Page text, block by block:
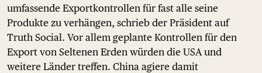
umfassende Exportkontrollen für fast alle seine
Produkte zu verhängen, schrieb der Präsident auf
Truth Social. Vor allem geplante Kontrollen für den
Export von Seltenen Erden würden die USA und
weitere Länder treffen. China agiere damit